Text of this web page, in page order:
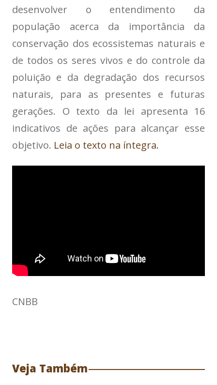
desenvolver o entendimento da
população acerca da importância da
conservação dos ecossistemas naturais e
de todos os seres vivos e do controle da
poluição e da degradação dos recursos
naturais, para as presentes e futuras
gerações. O texto da lei apresenta 16
indicativos de ações para alcançar esse
objetivo. Leia o texto na íntegra.
CNBB
Veja Também